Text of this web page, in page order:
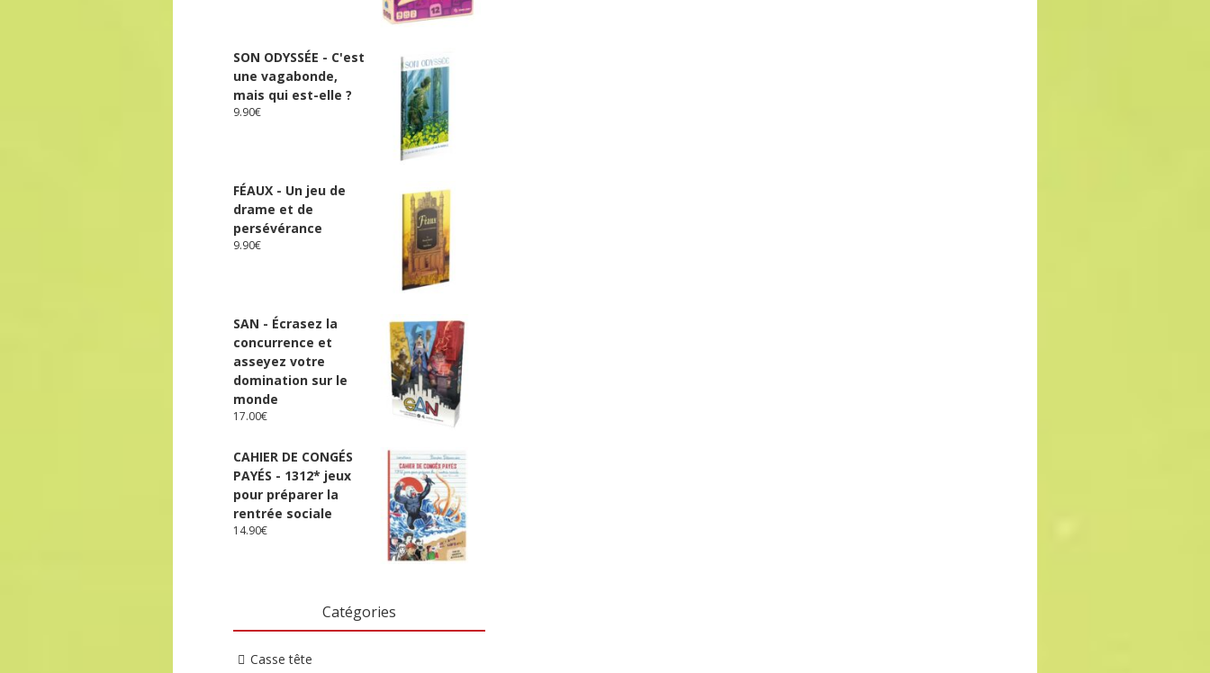
SON ODYSSÉE - C'est
une vagabonde,
mais qui est-elle ?
9.90€
FÉAUX - Un jeu de
drame et de
persévérance
9.90€
SAN - Écrasez la
concurrence et
asseyez votre
domination sur le
monde
17.00€
CAHIER DE CONGÉS
PAYÉS - 1312* jeux
pour préparer la
rentrée sociale
14.90€
Catégories
Casse tête